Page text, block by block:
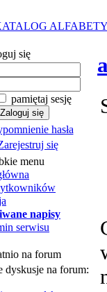
się
pamiętaj sesję
hasła
się
menu
napisy
serwisu
na forum
dyskusje na forum: